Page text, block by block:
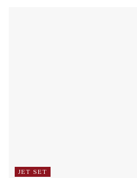
JET SET